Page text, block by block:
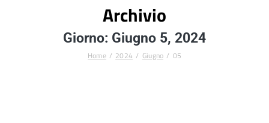
Archivio
Giorno: Giugno 5, 2024
Home 2024 Giugno 05